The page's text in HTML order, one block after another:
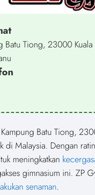
Batu Tiong, 23000
Batu Tiong,
di Malaysia. Dengan
meningkatkan
gimnasium ini. ZP
senaman.